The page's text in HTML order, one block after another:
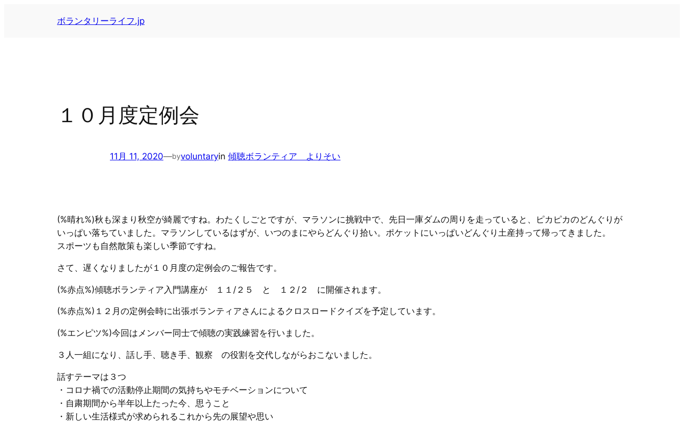
ボランタリーライフ.jp
１０月度定例会
11月 11, 2020—byvoluntaryin 傾聴ボランティア よりそい
(%晴れ%)秋も深まり秋空が綺麗ですね。わたくしごとですが、マラソンに挑戦中で、先日一庫ダムの周りを走っていると、ピカピカのどんぐりが
いっぱい落ちていました。マラソンしているはずが、いつのまにやらどんぐり拾い。ポケットにいっぱいどんぐり土産持って帰ってきました。
スポーツも自然散策も楽しい季節ですね。
さて、遅くなりましたが１０月度の定例会のご報告です。
(%赤点%)傾聴ボランティア入門講座が １１/２５ と １２/２ に開催されます。
(%赤点%)１２月の定例会時に出張ボランティアさんによるクロスロードクイズを予定しています。
(%エンピツ%)今回はメンバー同士で傾聴の実践練習を行いました。
３人一組になり、話し手、聴き手、観察 の役割を交代しながらおこないました。
話すテーマは３つ
・コロナ禍での活動停止期間の気持ちやモチベーションについて
・自粛期間から半年以上たった今、思うこと
・新しい生活様式が求められるこれから先の展望や思い